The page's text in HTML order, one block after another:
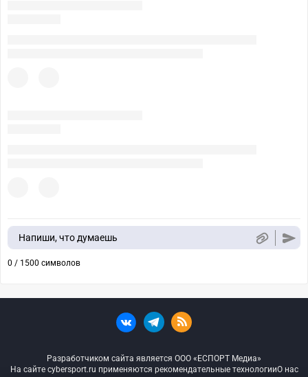
Напиши, что думаешь
0 / 1500 символов
Разработчиком сайта является ООО «ЕСПОРТ Медиа»
На сайте cybersport.ru применяются рекомендательные технологииО нас